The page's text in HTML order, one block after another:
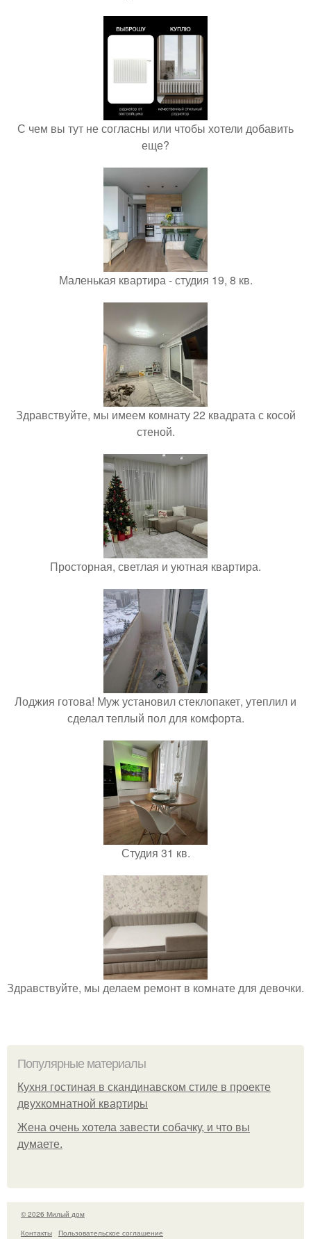
С чем вы тут не согласны или чтобы хотели добавить
еще?
Маленькая квартира - студия 19, 8 кв.
Здравствуйте, мы имеем комнату 22 квадрата с косой
стеной.
Просторная, светлая и уютная квартира.
Лоджия готова! Муж установил стеклопакет, утеплил и
сделал теплый пол для комфорта.
Студия 31 кв.
Здравствуйте, мы делаем ремонт в комнате для девочки.
Популярные материалы
Кухня гостиная в скандинавском стиле в проекте
двухкомнатной квартиры
Жена очень хотела завести собачку, и что вы
думаете.
© 2026 Милый дом
Контакты
Пользовательское соглашение